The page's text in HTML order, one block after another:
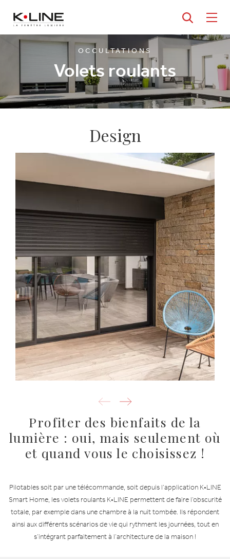
contenu
OCCULTATIONS
Volets roulants
Design
Profiter des bienfaits de la
lumière : oui, mais seulement où
et quand vous le choisissez !
Pilotables soit par une télécommande, soit depuis l’application K•LINE
Smart Home, les volets roulants K•LINE permettent de faire l’obscurité
totale, par exemple dans une chambre à la nuit tombée. Ils répondent
ainsi aux différents scénarios de vie qui rythment les journées, tout en
s’intégrant parfaitement à l’architecture de la maison !